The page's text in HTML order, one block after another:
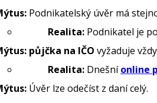
Podnikatelský úvěr má
Realita: Podnikatel je
půjčka na IČO vyžaduje
Realita: Dnešníonline
Úvěr lze odečíst z daní celý.